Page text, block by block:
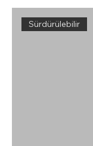
Sürdürülebilir